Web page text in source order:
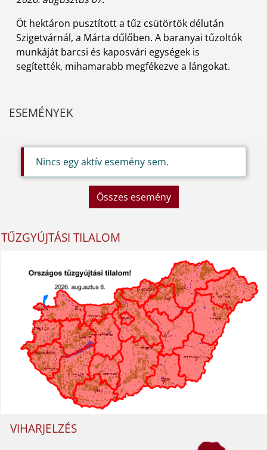
Öt hektáron pusztított a tűz csütörtök délután
Szigetvárnál, a Márta dűlőben. A baranyai tűzoltók
munkáját barcsi és kaposvári egységek is
segítették, mihamarabb megfékezve a lángokat.
ESEMÉNYEK
Nincs egy aktív esemény sem.
Összes esemény
TŰZGYÚJTÁSI TILALOM
VIHARJELZÉS